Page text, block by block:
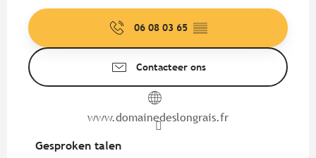
06 08 03 65 ▒▒
Contacteer ons
www.domainedeslongrais.fr
Gesproken talen
Gesproken talen